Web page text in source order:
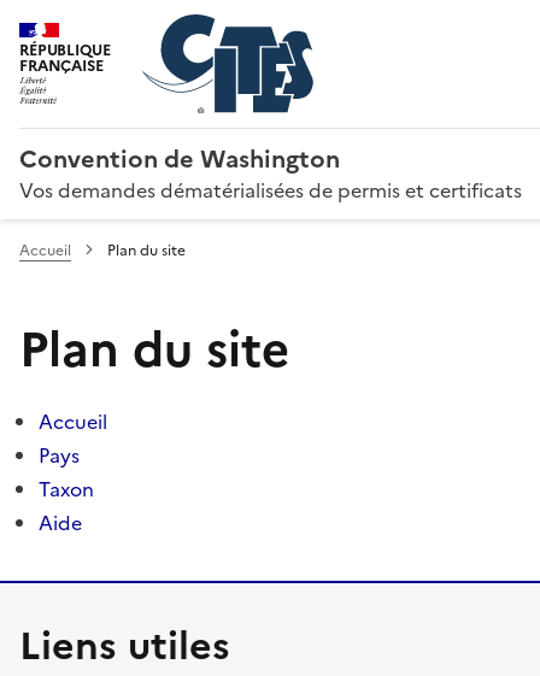
RÉPUBLIQUE
FRANÇAISE
Convention de Washington
Vos demandes dématérialisées de permis et certificats
Accueil Plan du site
Plan du site
Accueil
Pays
Taxon
Aide
Liens utiles